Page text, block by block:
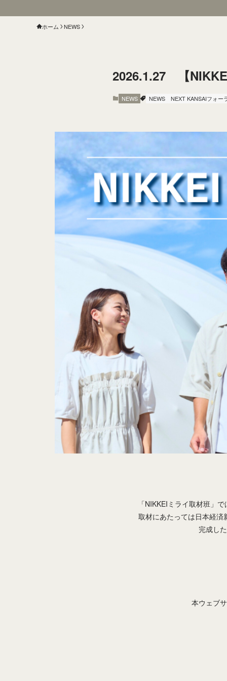
ホーム NEWS
2026.1.27 【
NEWS NEWS NEXT KANSAIフォー
「NIKKEIミライ取材班」
取材にあたっては日本経
完成し
本ウェブ